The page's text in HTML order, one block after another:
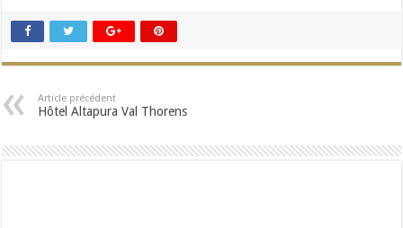
Article précédent
Hôtel Altapura Val Thorens